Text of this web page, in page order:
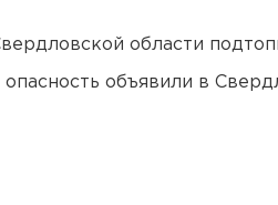
области
опасность объявили в